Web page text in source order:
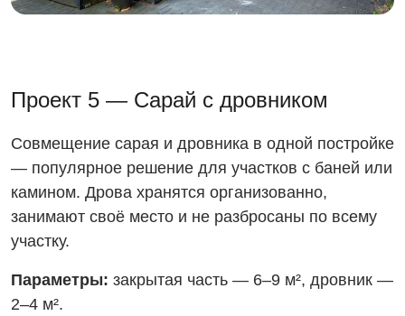
Проект 5 — Сарай с дровником
Совмещение сарая и дровника в одной постройке
— популярное решение для участков с баней или
камином. Дрова хранятся организованно,
занимают своё место и не разбросаны по всему
участку.
Параметры: закрытая часть — 6–9 м², дровник —
2–4 м².